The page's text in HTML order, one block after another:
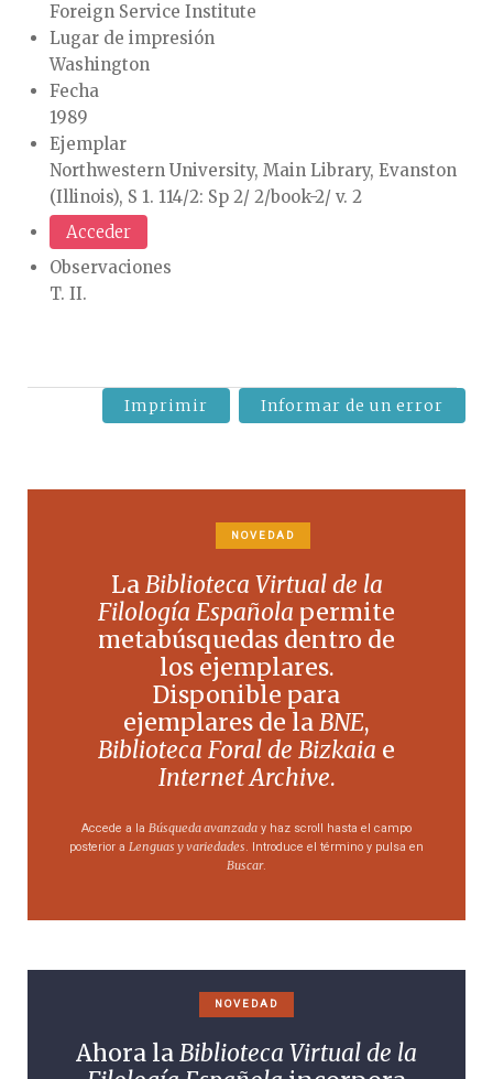
Foreign Service Institute
Lugar de impresión
Washington
Fecha
1989
Ejemplar
Northwestern University, Main Library, Evanston
(Illinois), S 1. 114/2: Sp 2/ 2/book-2/ v. 2
Acceder
Observaciones
T. II.
Imprimir Informar de un error
NOVEDAD
LaBiblioteca Virtual de la
Filología Española permite
metabúsquedas dentro de
los ejemplares.
Disponible para
ejemplares de laBNE,
Biblioteca Foral de Bizkaia e
Internet Archive.
Accede a la Búsqueda avanzada y haz scroll hasta el campo
posterior a Lenguas y variedades . Introduce el término y pulsa en
Buscar.
NOVEDAD
Ahora laBiblioteca Virtual de la